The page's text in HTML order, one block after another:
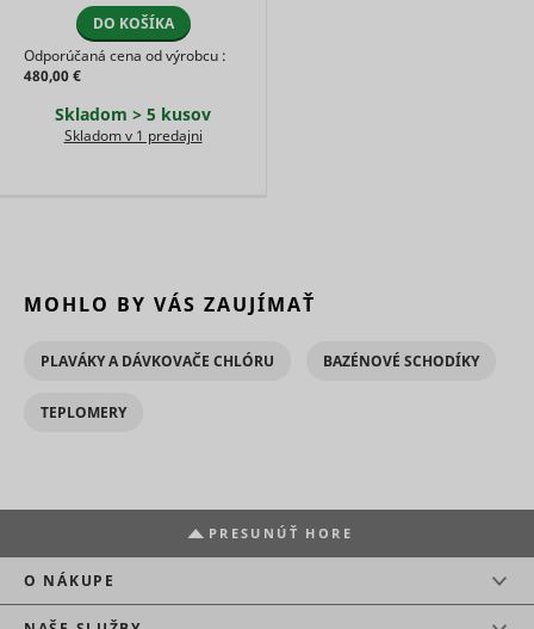
na Vaš ...
DO KOŠÍKA
Odporúčaná cena od výrobcu :
480,00 €
Skladom > 5 kusov
Skladom v 1 predajni
MOHLO BY VÁS ZAUJÍMAŤ
PLAVÁKY A DÁVKOVAČE CHLÓRU BAZÉNOVÉ SCHODÍKY
TEPLOMERY
PRESUNÚŤ HORE
O NÁKUPE